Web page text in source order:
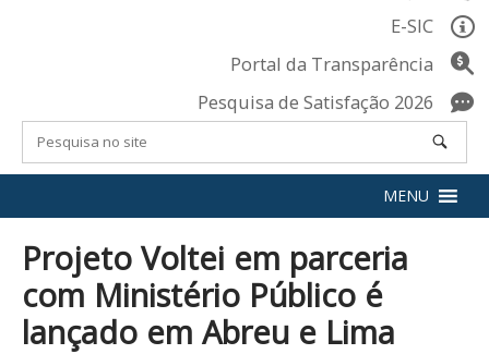
E-SIC
Portal da Transparência
Pesquisa de Satisfação 2026
MENU
Projeto Voltei em parceria
com Ministério Público é
lançado em Abreu e Lima